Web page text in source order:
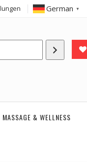
German ▼
MASSAGE & WELLNESS